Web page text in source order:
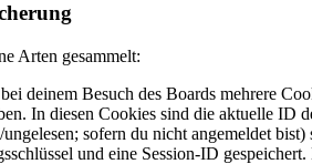
Arten gesammelt:
deinem Besuch des Boards mehrere
In diesen Cookies sind die aktuelle ID
sofern du nicht angemeldet
und eine Session-ID